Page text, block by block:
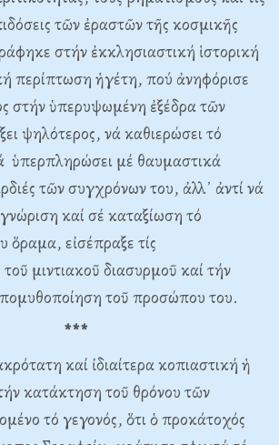
τῶν ἐραστῶν τῆς κοσμικῆς
στήν ἐκκλησιαστική ἱστορική
περίπτωση ἡγέτη, πού ἀνηφόρισε
στήν ὑπερυψωμένη ἐξέδρα τῶν
ψηλότερος, νά καθιερώσει τό
ὑπερπληρώσει μέ θαυμαστικά
τῶν συγχρόνων του, ἀλλ᾿ ἀντί νά
καί σέ καταξίωση τό
ὅραμα, εἰσέπραξε τίς
μιντιακοῦ διασυρμοῦ καί τήν
τοῦ προσώπου του.
***
καί ἰδιαίτερα κοπιαστική ἡ
κατάκτηση τοῦ θρόνου τῶν
τό γεγονός, ὅτι ὁ προκάτοχός